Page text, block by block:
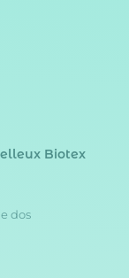
Biotex
dos